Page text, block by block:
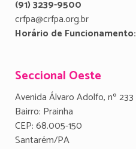
(91) 3239-9500
crfpa@crfpa.org.br
Horário de Funcionamento:
Seccional Oeste
Avenida Álvaro Adolfo, nº 233
Bairro: Prainha
CEP: 68.005-150
Santarém/PA